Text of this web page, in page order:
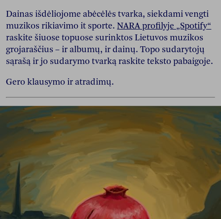
Dainas išdėliojome abėcėlės tvarka, siekdami vengti
muzikos rikiavimo it sporte.NARA profilyje „Spotify“
raskite šiuose topuose surinktos Lietuvos muzikos
grojaraščius – ir albumų, ir dainų. Topo sudarytojų
sąrašą ir jo sudarymo tvarką raskite teksto pabaigoje.
Gero klausymo ir atradimų.